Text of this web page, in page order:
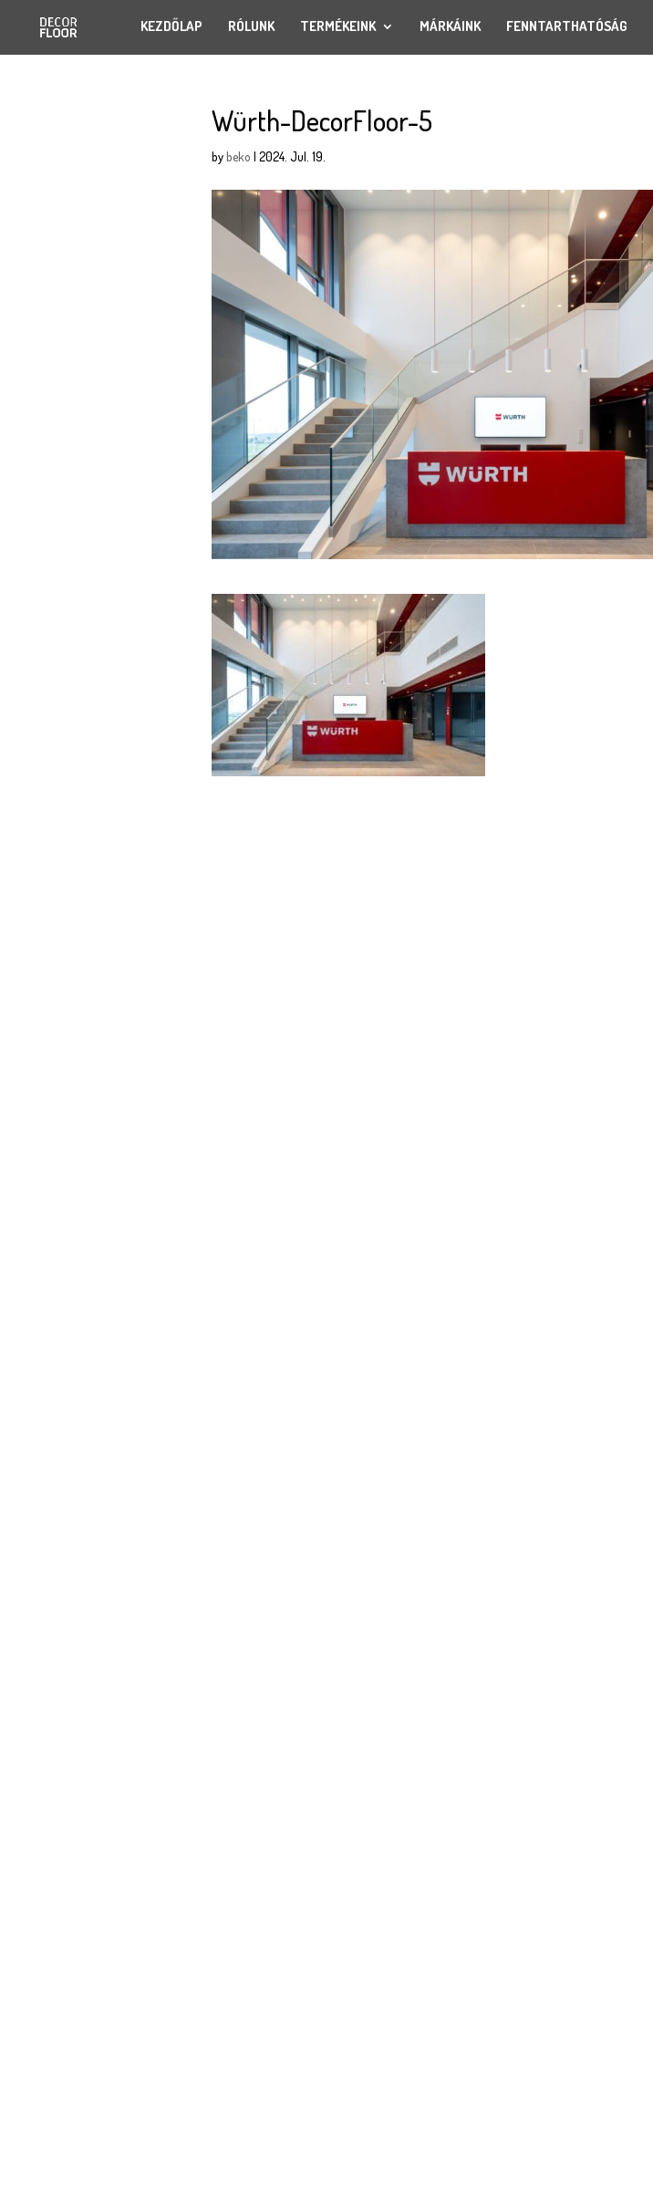
KEZDŐLAP RÓLUNK TERMÉKEINK MÁRKÁINK FENNTARTHATÓSÁG
Würth-DecorFloor-5
bybeko | 2024. Jul. 19.